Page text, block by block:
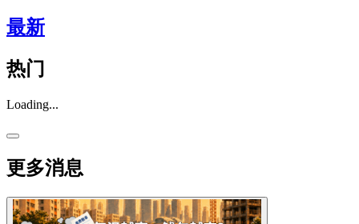
最新
热门
Loading...
更多消息